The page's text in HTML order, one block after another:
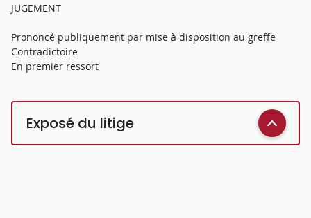
JUGEMENT
Prononcé publiquement par mise à disposition au greffe
Contradictoire
En premier ressort
Exposé du litige